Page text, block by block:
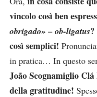
vincolo così ben
obrigado» – ob-ligatus
così semplici!
in pratica… In questo
João Scognamiglio
della gratitudine!